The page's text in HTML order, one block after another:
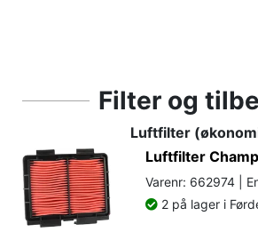
Filter og
Luftfilter
Luftfilter
Varenr: 662974 |
2 på lager i